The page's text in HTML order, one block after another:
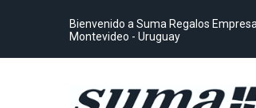
Bienvenido a Suma Regalos
Montevideo - Uruguay